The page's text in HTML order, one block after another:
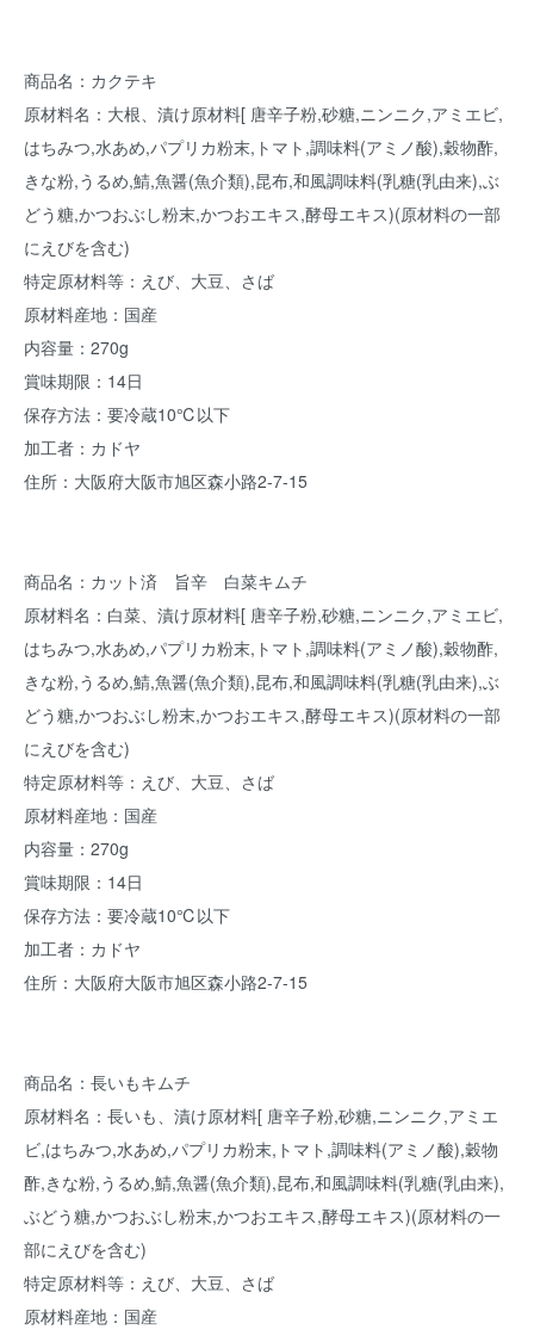
商品名：カクテキ
原材料名：大根、漬け原材料[ 唐辛子粉,砂糖,ニンニク,アミエビ,
はちみつ,水あめ,パプリカ粉末,トマト,調味料(アミノ酸),穀物酢,
きな粉,うるめ,鯖,魚醤(魚介類),昆布,和風調味料(乳糖(乳由来),ぶ
どう糖,かつおぶし粉末,かつおエキス,酵母エキス)(原材料の一部
にえびを含む)
特定原材料等：えび、大豆、さば
原材料産地：国産
内容量：270g
賞味期限：14日
保存方法：要冷蔵10℃以下
加工者：カドヤ
住所：大阪府大阪市旭区森小路2-7-15
商品名：カット済 旨辛 白菜キムチ
原材料名：白菜、漬け原材料[ 唐辛子粉,砂糖,ニンニク,アミエビ,
はちみつ,水あめ,パプリカ粉末,トマト,調味料(アミノ酸),穀物酢,
きな粉,うるめ,鯖,魚醤(魚介類),昆布,和風調味料(乳糖(乳由来),ぶ
どう糖,かつおぶし粉末,かつおエキス,酵母エキス)(原材料の一部
にえびを含む)
特定原材料等：えび、大豆、さば
原材料産地：国産
内容量：270g
賞味期限：14日
保存方法：要冷蔵10℃以下
加工者：カドヤ
住所：大阪府大阪市旭区森小路2-7-15
商品名：長いもキムチ
原材料名：長いも、漬け原材料[ 唐辛子粉,砂糖,ニンニク,アミエ
ビ,はちみつ,水あめ,パプリカ粉末,トマト,調味料(アミノ酸),穀物
酢,きな粉,うるめ,鯖,魚醤(魚介類),昆布,和風調味料(乳糖(乳由来),
ぶどう糖,かつおぶし粉末,かつおエキス,酵母エキス)(原材料の一
部にえびを含む)
特定原材料等：えび、大豆、さば
原材料産地：国産